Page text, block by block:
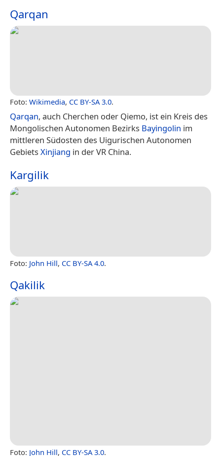
Qarqan
Foto: Wikimedia, CC BY-SA 3.0.
Qarqan, auch Cherchen oder Qiemo, ist ein Kreis des
Mongolischen Autonomen Bezirks Bayingolin im
mittleren Südosten des Uigurischen Autonomen
Gebiets Xinjiang in der VR China.
Kargilik
Foto: John Hill, CC BY-SA 4.0.
Qakilik
Foto: John Hill, CC BY-SA 3.0.